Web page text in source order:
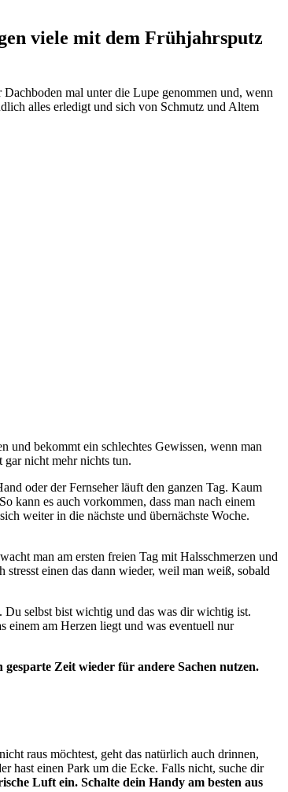
viele mit dem Frühjahrsputz
mal unter die Lupe genommen und, wenn
alles erledigt und sich von Schmutz und Altem
und bekommt ein schlechtes Gewissen, wenn man
gar nicht mehr nichts tun.
oder der Fernseher läuft den ganzen Tag. Kaum
kann es auch vorkommen, dass man nach einem
weiter in die nächste und übernächste Woche.
man am ersten freien Tag mit Halsschmerzen und
einen das dann wieder, weil man weiß, sobald
Du selbst bist wichtig und das was dir wichtig ist.
einem am Herzen liegt und was eventuell nur
Zeit wieder für andere Sachen nutzen.
raus möchtest, geht das natürlich auch drinnen,
hast einen Park um die Ecke. Falls nicht, suche dir
Luft ein. Schalte dein Handy am besten aus